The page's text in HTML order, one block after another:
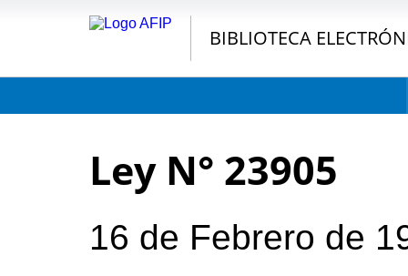
BIBLIOTECA
Ley N° 23905
16 de Febrero de